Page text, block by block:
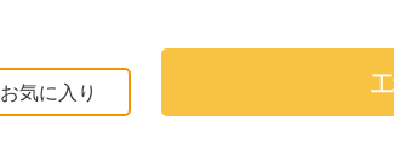
お気に入り